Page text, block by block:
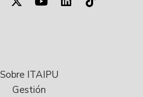
Sobre ITAIPU
Gestión